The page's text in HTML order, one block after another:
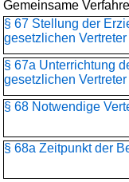
Gemeinsame
§ 67 Stellung der
gesetzlichen Vertreter
§ 67a Unterrichtung
gesetzlichen Vertreter
§ 68 Notwendige
§ 68a Zeitpunkt der